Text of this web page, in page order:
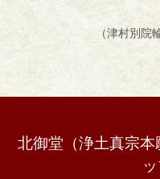
（津村別院輪番
北御堂（浄土真宗本